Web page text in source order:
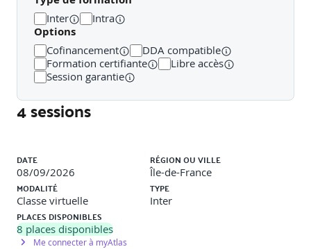
responsable, CRM transféré. Les recommandations sur la
communication du CRM. Impacts sur la cotisation et la
fidélisation client.
Méthode : Travail en sous-salles sur cas types, restitution
avec mise en voix d’un entretien client. Feedback
immédiat par le groupe et le formateur.
Inter Intra
Options
Cofinancement
DDA compatible
Formation certifiante
Libre accès
Session garantie
4 sessions
DATE
08/09/2026
RÉGION OU VILLE
Île-de-France
MODALITÉ
Classe virtuelle
TYPE
Inter
PLACES DISPONIBLES
8 places disponibles
Me connecter à myAtlas